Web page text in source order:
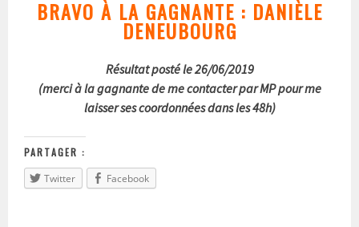
BRAVO À LA GAGNANTE : DANIÈLE
DENEUBOURG
Résultat posté le 26/06/2019
(merci à la gagnante de me contacter par MP pour me
laisser ses coordonnées dans les 48h)
PARTAGER :
Twitter
Facebook